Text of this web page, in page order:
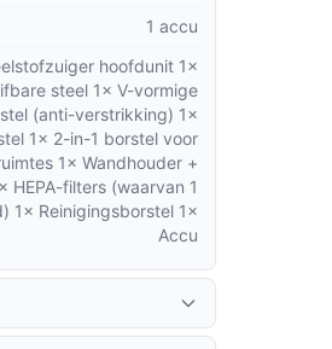
1 accu
hoofdunit 1×
steel 1× V-vormige
(anti-verstrikking) 1×
1× 2-in-1 borstel voor
1× Wandhouder +
HEPA-filters (waarvan 1
1× Reinigingsborstel 1×
Accu